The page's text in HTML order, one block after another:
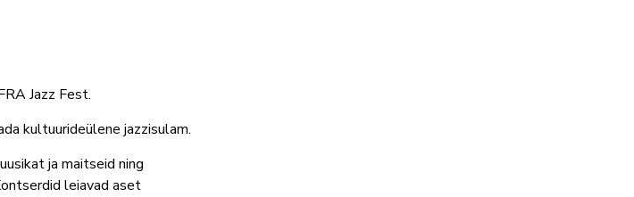
Jazz Fest.
kultuurideülene jazzisulam.
ja maitseid ning
leiavad aset